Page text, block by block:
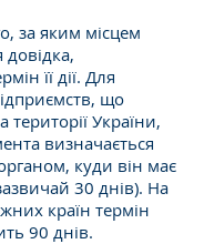
за яким місцем
її дії. Для
що
території України,
визначається
куди він має
30 днів). На
країн термін
90 днів.